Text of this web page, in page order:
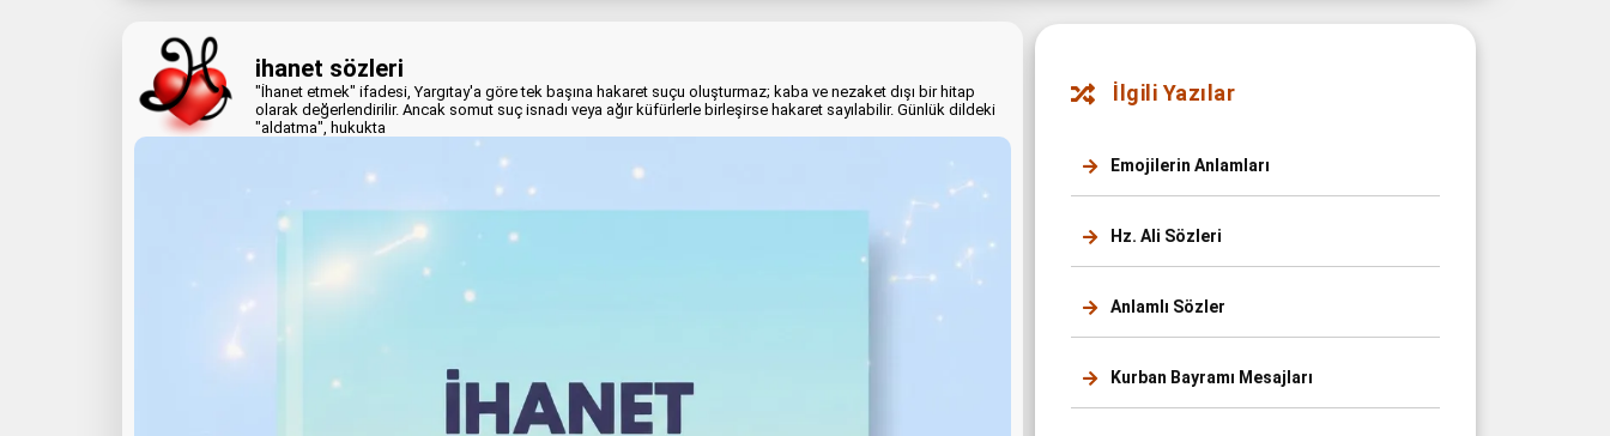
ihanet sözleri
"İhanet etmek" ifadesi, Yargıtay'a göre tek başına hakaret suçu oluşturmaz; kaba ve nezaket dışı bir hitap
olarak değerlendirilir. Ancak somut suç isnadı veya ağır küfürlerle birleşirse hakaret sayılabilir. Günlük dildeki
"aldatma", hukukta
İlgili Yazılar
Emojilerin Anlamları
Hz. Ali Sözleri
Anlamlı Sözler
Kurban Bayramı Mesajları